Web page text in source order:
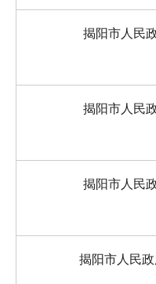
揭阳市人民
揭阳市人民
揭阳市人民
揭阳市人民